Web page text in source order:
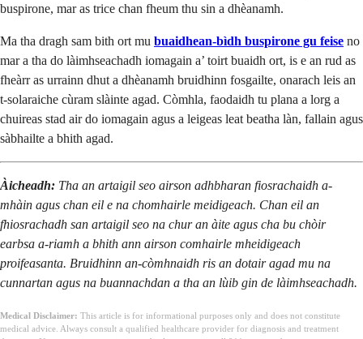
buspirone, mar as trice chan fheum thu sin a dhèanamh.
Ma tha dragh sam bith ort mu buaidhean-bìdh buspirone gu feise no
mar a tha do làimhseachadh iomagain a’ toirt buaidh ort, is e an rud as
fheàrr as urrainn dhut a dhèanamh bruidhinn fosgailte, onarach leis an
t-solaraiche cùram slàinte agad. Còmhla, faodaidh tu plana a lorg a
chuireas stad air do iomagain agus a leigeas leat beatha làn, fallain agus
sàbhailte a bhith agad.
Àicheadh: Tha an artaigil seo airson adhbharan fiosrachaidh a-
mhàin agus chan eil e na chomhairle meidigeach. Chan eil an
fhiosrachadh san artaigil seo na chur an àite agus cha bu chòir
earbsa a-riamh a bhith ann airson comhairle mheidigeach
proifeasanta. Bruidhinn an-còmhnaidh ris an dotair agad mu na
cunnartan agus na buannachdan a tha an lùib gin de làimhseachadh.
Medical Disclaimer: This article is for informational purposes only and does not constitute
medical advice. Always consult a qualified healthcare provider for diagnosis and treatment